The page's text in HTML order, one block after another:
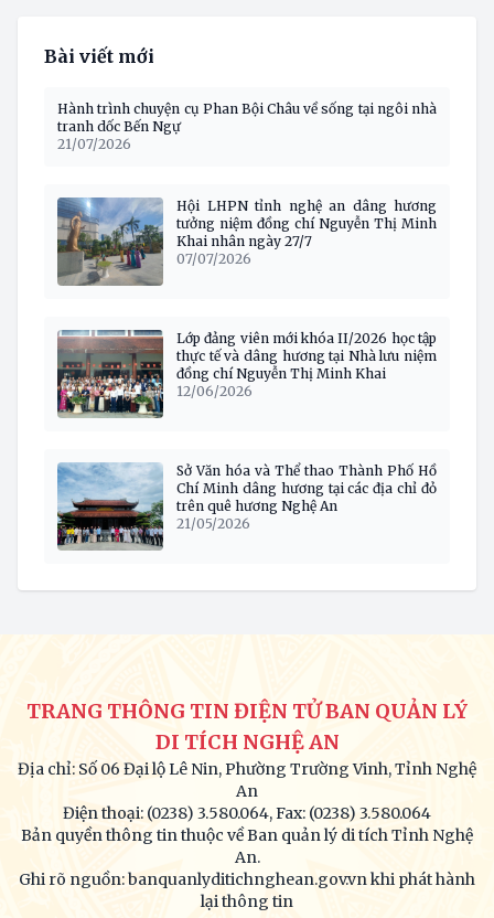
Bài viết mới
Hành trình chuyện cụ Phan Bội Châu về sống tại ngôi nhà
tranh dốc Bến Ngự
21/07/2026
Hội LHPN tỉnh nghệ an dâng hương
tưởng niệm đồng chí Nguyễn Thị Minh
Khai nhân ngày 27/7
07/07/2026
Lớp đảng viên mới khóa II/2026 học tập
thực tế và dâng hương tại Nhà lưu niệm
đồng chí Nguyễn Thị Minh Khai
12/06/2026
Sở Văn hóa và Thể thao Thành Phố Hồ
Chí Minh dâng hương tại các địa chỉ đỏ
trên quê hương Nghệ An
21/05/2026
TRANG THÔNG TIN ĐIỆN TỬ BAN QUẢN LÝ
DI TÍCH NGHỆ AN
Địa chỉ: Số 06 Đại lộ Lê Nin, Phường Trường Vinh, Tỉnh Nghệ
An
Điện thoại: (0238) 3.580.064, Fax: (0238) 3.580.064
Bản quyền thông tin thuộc về Ban quản lý di tích Tỉnh Nghệ
An.
Ghi rõ nguồn: banquanlyditichnghean.gov.vn khi phát hành
lại thông tin